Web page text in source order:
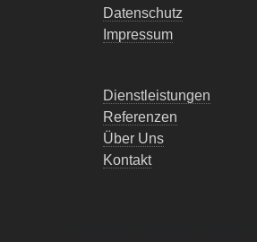
Datenschutz
Impressum
Dienstleistungen
Referenzen
Über Uns
Kontakt